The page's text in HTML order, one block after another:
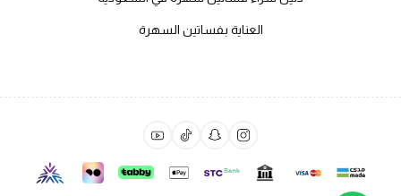
العناية بفساتين السهرة